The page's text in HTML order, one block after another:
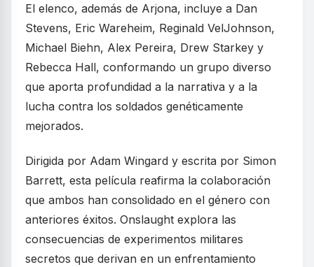
El elenco, además de Arjona, incluye a Dan
Stevens, Eric Wareheim, Reginald VelJohnson,
Michael Biehn, Alex Pereira, Drew Starkey y
Rebecca Hall, conformando un grupo diverso
que aporta profundidad a la narrativa y a la
lucha contra los soldados genéticamente
mejorados.
Dirigida por Adam Wingard y escrita por Simon
Barrett, esta película reafirma la colaboración
que ambos han consolidado en el género con
anteriores éxitos. Onslaught explora las
consecuencias de experimentos militares
secretos que derivan en un enfrentamiento